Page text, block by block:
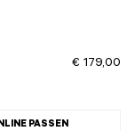
€ 179,00
PASSEN